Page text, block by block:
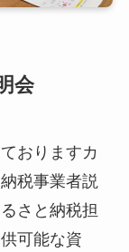
会
おりますカ
税事業者説
さと納税担
可能な資